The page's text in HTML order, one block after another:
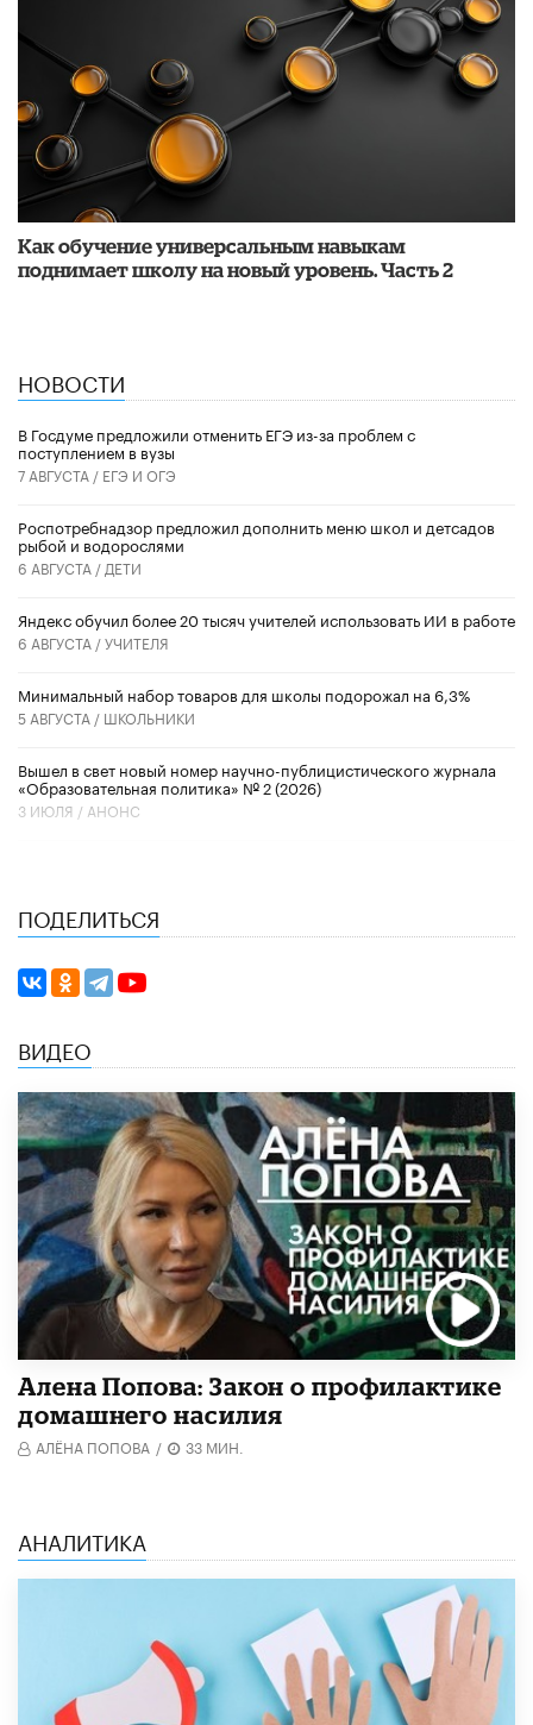
​Как обучение универсальным навыкам
поднимает школу на новый уровень. Часть 2
НОВОСТИ
В Госдуме предложили отменить ЕГЭ из-за проблем с
поступлением в вузы
7 АВГУСТА / ЕГЭ И ОГЭ
Роспотребнадзор предложил дополнить меню школ и детсадов
рыбой и водорослями
6 АВГУСТА / ДЕТИ
​Яндекс обучил более 20 тысяч учителей использовать ИИ в работе
6 АВГУСТА /УЧИТЕЛЯ
Минимальный набор товаров для школы подорожал на 6,3%
5 АВГУСТА / ШКОЛЬНИКИ
Вышел в свет новый номер научно-публицистического журнала
«Образовательная политика» № 2 (2026)
3 ИЮЛЯ / АНОНС
ПОДЕЛИТЬСЯ
ВИДЕО
Алена Попова: Закон о профилактике
домашнего насилия
АЛЁНА ПОПОВА / 33 МИН.
АНАЛИТИКА